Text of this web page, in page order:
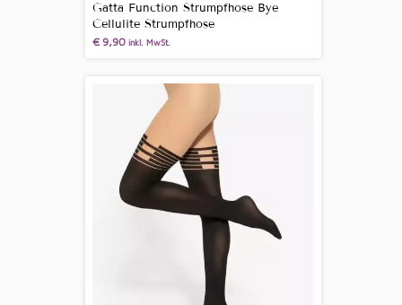
Gatta Function Strumpfhose Bye
Cellulite Strumpfhose
€9,90 inkl. MwSt.